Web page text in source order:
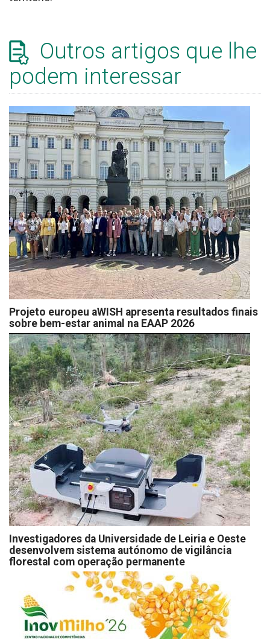
Outros artigos que lhe
podem interessar
Projeto europeu aWISH apresenta resultados finais
sobre bem-estar animal na EAAP 2026
Investigadores da Universidade de Leiria e Oeste
desenvolvem sistema autónomo de vigilância
florestal com operação permanente